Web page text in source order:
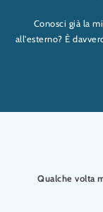
Conosci già la
all'esterno? È
Qualche volta